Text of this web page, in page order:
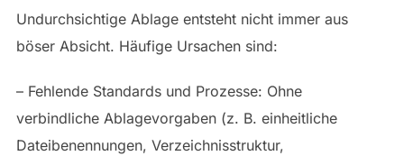
Undurchsichtige Ablage entsteht nicht immer aus
böser Absicht. Häufige Ursachen sind:
– Fehlende Standards und Prozesse: Ohne
verbindliche Ablagevorgaben (z. B. einheitliche
Dateibenennungen, Verzeichnisstruktur,